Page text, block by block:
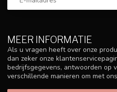
MEER INFORMATIE
Als u vragen heeft over onze
dan zeker onze
bedrijfsgegevens, antwoorden op
verschillende manieren om met